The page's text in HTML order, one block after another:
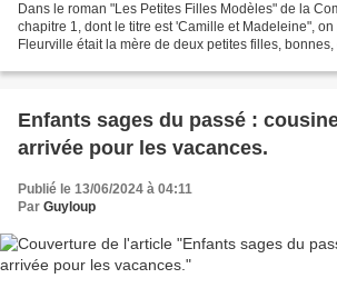
Dans le roman "Les Petites Filles Modèles" de la
chapitre 1, dont le titre est 'Camille et Madeleine",
Fleurville était la mère de deux petites filles,
Enfants sages du passé :
arrivée pour les vacances.
Publié le 13/06/2024 à 04:11
Par Guyloup